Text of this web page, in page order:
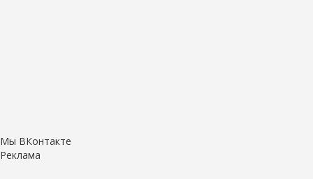
Мы ВКонтакте
Реклама